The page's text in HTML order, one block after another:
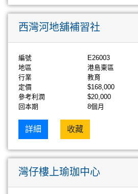
西灣河地舖補習社
編號
E26003
地區
港島東區
行業
教育
定價
$168,000
參考利潤
$20,000
回本期
8個月
詳細 收藏
灣仔樓上瑜珈中心